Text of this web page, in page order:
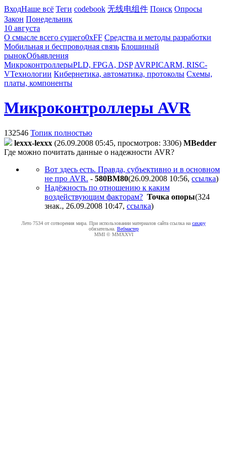
ВходНаше всё Теги codebook 无线电组件 Поиск Опросы
Закон Понедельник
10 августа
О смысле всего сущего0xFF Средства и методы разработки
Мобильная и беспроводная связь Блошиный
рынокОбъявления
МикроконтроллерыPLD, FPGA, DSP AVRPICARM, RISC-
VТехнологии Кибернетика, автоматика, протоколы Схемы,
платы, компоненты
Микроконтроллеры AVR
132546 Топик полностью
lexxx-lexxx (26.09.2008 05:45, просмотров: 3306) MBedder
Где можно почитать данные о надежности AVR?
Вот здесь есть. Правда, субъективно и в основном
не про AVR. - 580BM80(26.09.2008 10:56, ссылка)
Надёжность по отношению к каким
воздействующим факторам? Точка опоры(324
знак., 26.09.2008 10:47, ссылка)
Лето 7534 от сотворения мира. При использовании материалов сайта ссылка на caxapу
обязательна. Вебмастер
MMI © MMXXVI